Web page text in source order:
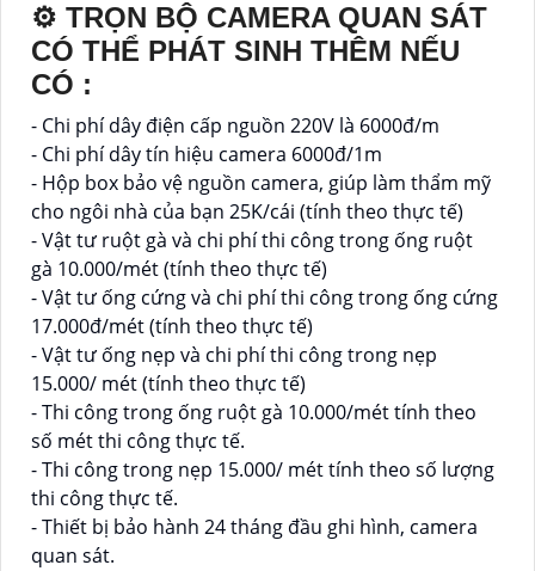
⚙ TRỌN BỘ CAMERA QUAN SÁT
CÓ THỂ PHÁT SINH THÊM NẾU
CÓ :
- Chi phí dây điện cấp nguồn 220V là 6000đ/m
- Chi phí dây tín hiệu camera 6000đ/1m
- Hộp box bảo vệ nguồn camera, giúp làm thẩm mỹ
cho ngôi nhà của bạn 25K/cái (tính theo thực tế)
- Vật tư ruột gà và chi phí thi công trong ống ruột
gà 10.000/mét (tính theo thực tế)
- Vật tư ống cứng và chi phí thi công trong ống cứng
17.000đ/mét (tính theo thực tế)
- Vật tư ống nẹp và chi phí thi công trong nẹp
15.000/ mét (tính theo thực tế)
- Thi công trong ống ruột gà 10.000/mét tính theo
số mét thi công thực tế.
- Thi công trong nẹp 15.000/ mét tính theo số lượng
thi công thực tế.
- Thiết bị bảo hành 24 tháng đầu ghi hình, camera
quan sát.